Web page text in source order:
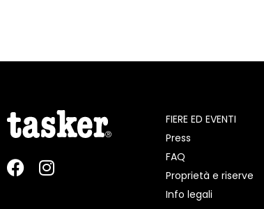
FIERE ED EVENTI
Press
FAQ
Proprietà e riserve
Info legali